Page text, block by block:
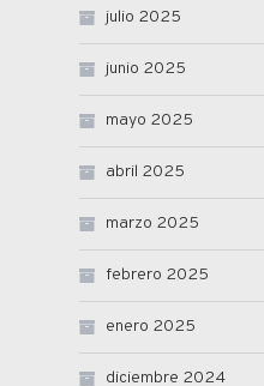
julio 2025
junio 2025
mayo 2025
abril 2025
marzo 2025
febrero 2025
enero 2025
diciembre 2024